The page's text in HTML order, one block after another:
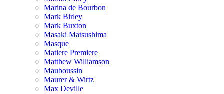
Marina de Bourbon
Mark Birley
Mark Buxton
Masaki Matsushima
Masque
Matiere Premiere
Matthew Williamson
Mauboussin
Maurer & Wirtz
Max Deville